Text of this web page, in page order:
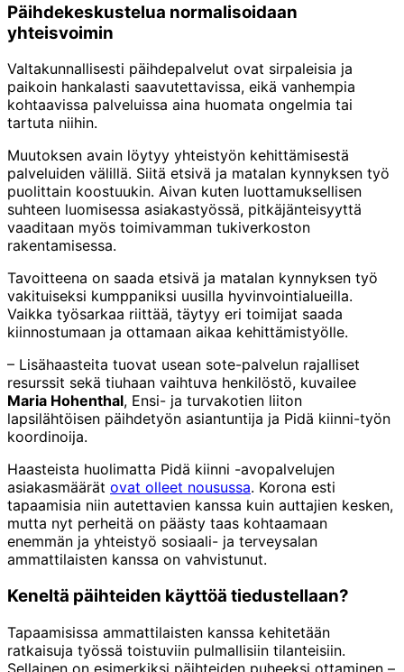
Päihdekeskustelua normalisoidaan
yhteisvoimin
Valtakunnallisesti päihdepalvelut ovat sirpaleisia ja
paikoin hankalasti saavutettavissa, eikä vanhempia
kohtaavissa palveluissa aina huomata ongelmia tai
tartuta niihin.
Muutoksen avain löytyy yhteistyön kehittämisestä
palveluiden välillä. Siitä etsivä ja matalan kynnyksen työ
puolittain koostuukin. Aivan kuten luottamuksellisen
suhteen luomisessa asiakastyössä, pitkäjänteisyyttä
vaaditaan myös toimivamman tukiverkoston
rakentamisessa.
Tavoitteena on saada etsivä ja matalan kynnyksen työ
vakituiseksi kumppaniksi uusilla hyvinvointialueilla.
Vaikka työsarkaa riittää, täytyy eri toimijat saada
kiinnostumaan ja ottamaan aikaa kehittämistyölle.
– Lisähaasteita tuovat usean sote-palvelun rajalliset
resurssit sekä tiuhaan vaihtuva henkilöstö, kuvailee
Maria Hohenthal, Ensi- ja turvakotien liiton
lapsilähtöisen päihdetyön asiantuntija ja Pidä kiinni-työn
koordinoija.
Haasteista huolimatta Pidä kiinni -avopalvelujen
asiakasmäärät ovat olleet nousussa. Korona esti
tapaamisia niin autettavien kanssa kuin auttajien kesken,
mutta nyt perheitä on päästy taas kohtaamaan
enemmän ja yhteistyö sosiaali- ja terveysalan
ammattilaisten kanssa on vahvistunut.
Keneltä päihteiden käyttöä tiedustellaan?
Tapaamisissa ammattilaisten kanssa kehitetään
ratkaisuja työssä toistuviin pulmallisiin tilanteisiin.
Sellainen on esimerkiksi päihteiden puheeksi ottaminen –